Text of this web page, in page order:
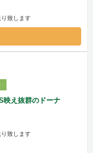
致します
映え抜群のドーナ
致します